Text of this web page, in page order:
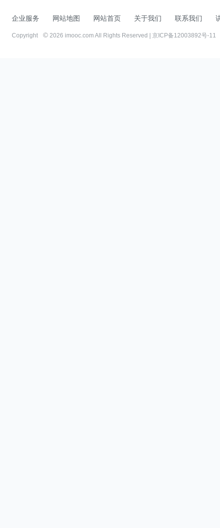
企业服务 网站地图 网站首页 关于我们 联系我们
Copyright 2026 imooc.com All Rights Reserved | 京ICP备12003892号-11